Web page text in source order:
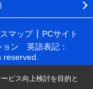
マップ
PCサイト
ョン 英語表記：
reserved.
ビス向上検討を目的と